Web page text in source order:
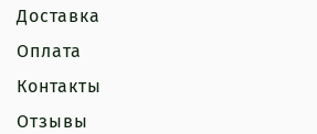
Доставка
Оплата
Контакты
Отзывы